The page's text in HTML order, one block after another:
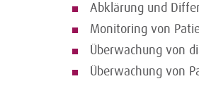
Abklärung und
Monitoring von
Überwachung von
Überwachung von